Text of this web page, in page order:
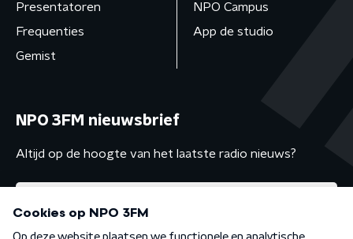
Presentatoren
Frequenties
Gemist
NPO Campus
App de studio
NPO 3FM nieuwsbrief
Altijd op de hoogte van het laatste radio nieuws?